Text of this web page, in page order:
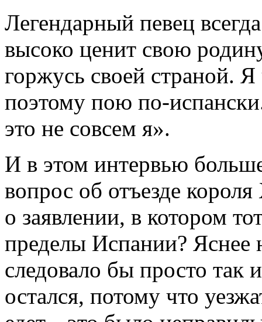
Легендарный певец
высоко ценит свою
горжусь своей страной.
поэтому пою по-
это не совсем я».
И в этом интервью
вопрос об отъезде
о заявлении, в котором
пределы Испании? Яснее
следовало бы просто так
остался, потому что